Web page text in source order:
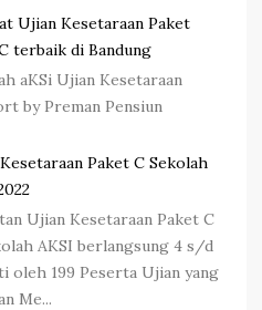
Ujian Kesetaraan Paket
terbaik di Bandung
aKSi Ujian Kesetaraan
by Preman Pensiun
Paket C Sekolah
Ujian Kesetaraan Paket C
AKSI berlangsung 4 s/d
oleh 199 Peserta Ujian yang
Me...